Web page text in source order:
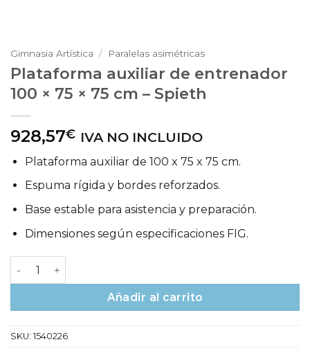
Gimnasia Artística / Paralelas asimétricas
Plataforma auxiliar de entrenador
100 × 75 × 75 cm – Spieth
928,57€ IVA NO INCLUIDO
Plataforma auxiliar de 100 x 75 x 75 cm.
Espuma rígida y bordes reforzados.
Base estable para asistencia y preparación.
Dimensiones según especificaciones FIG.
Plataforma auxiliar de entrenador 100 × 75 × 75 cm –
Añadir al carrito
SKU: 1540226